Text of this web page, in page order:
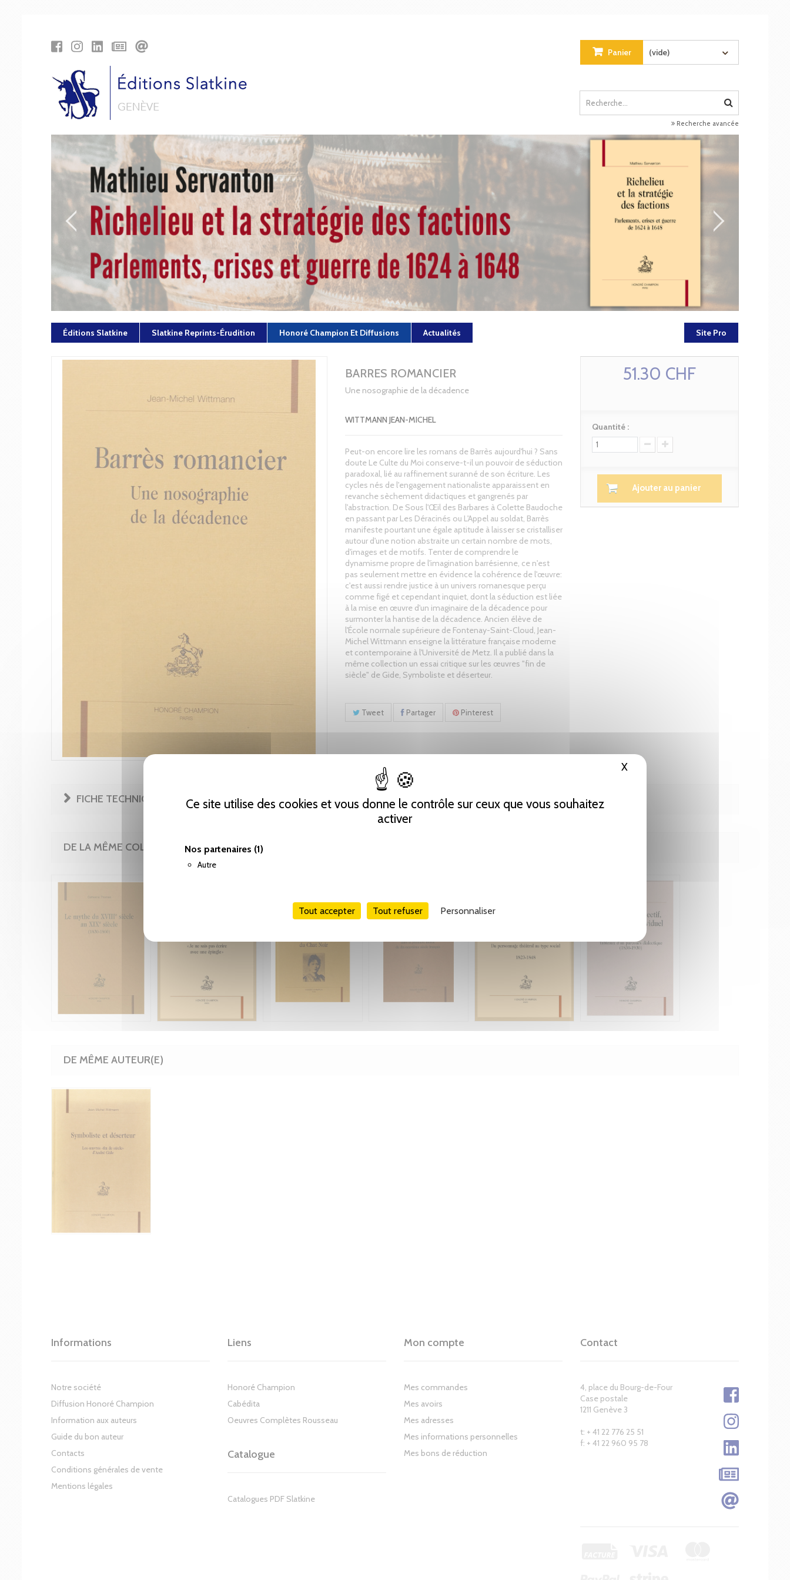
Ce site utilise des cookies et vous donne le contrôle sur ceux que vous souhaitez
activer
Nos partenaires (1)
Autre
Tout accepter Tout refuser Personnaliser
X Masquer le bandeau des cookies
Panier (vide)
Recherche avancée
Éditions Slatkine Slatkine Reprints-Érudition Honoré Champion Et Diffusions Actualités Site Pro
BARRES ROMANCIER
Une nosographie de la décadence
WITTMANN JEAN-MICHEL
Peut-on encore lire les romans de Barrès aujourd'hui ? Sans
doute Le Culte du Moi conserve-t-il un pouvoir de séduction
paradoxal, lié au raffinement suranné de son écriture. Les
cycles nés de l'engagement nationaliste apparaissent en
revanche sèchement didactiques et gangrenés par
l'abstraction. De Sous l'Œil des Barbares à Colette Baudoche
en passant par Les Déracinés ou L'Appel au soldat, Barrès
manifeste pourtant une égale aptitude à laisser se cristalliser
autour d'une notion abstraite un certain nombre de mots,
d'images et de motifs. Tenter de comprendre le
dynamisme propre de l'imagination barrésienne, ce n'est
pas seulement mettre en évidence la cohérence de l'œuvre:
c'est aussi rendre justice à un univers romanesque perçu
comme figé et cependant inquiet, dont la séduction est liée
à la mise en œuvre d'un imaginaire de la décadence pour
surmonter la hantise de la décadence. Ancien élève de
l'École normale supérieure de Fontenay-Saint-Cloud, Jean-
Michel Wittmann enseigne la littérature française moderne
et contemporaine à l'Université de Metz. Il a publié dans la
même collection un essai critique sur les œuvres "fin de
siècle" de Gide, Symboliste et déserteur.
Tweet Partager Pinterest
51.30 CHF
Quantité :
Ajouter au panier
FICHE TECHNIQUE
DE LA MÊME COLLECTION
DE MÊME AUTEUR(E)
Informations
Notre société
Diffusion Honoré Champion
Information aux auteurs
Guide du bon auteur
Contacts
Conditions générales de vente
Mentions légales
Liens
Honoré Champion
Cabédita
Oeuvres Complètes Rousseau
Catalogue
Catalogues PDF Slatkine
Mon compte
Mes commandes
Mes avoirs
Mes adresses
Mes informations personnelles
Mes bons de réduction
Contact
4, place du Bourg-de-Four
Case postale
1211 Genève 3
t: + 41 22 776 25 51
f: + 41 22 960 95 78